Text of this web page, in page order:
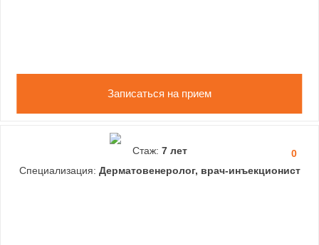
Записаться на прием
0
Стаж: 7 лет
Специализация: Дерматовенеролог, врач-инъекционист